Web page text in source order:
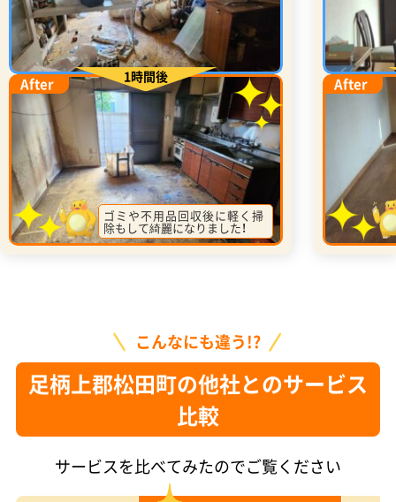
After
ゴミや不用品回収後に軽く掃
除もして綺麗になりました！
1時間後 After
こんなにも違う!?
足柄上郡松田町の他社とのサービス
比較
サービスを比べてみたのでご覧ください